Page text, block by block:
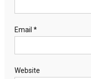
Email *
Website